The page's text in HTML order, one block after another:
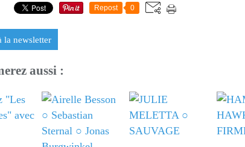
Repost 0
la newsletter
aussi :